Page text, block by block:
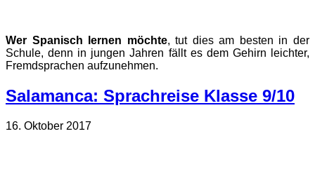
Wer Spanisch lernen möchte, tut dies am besten in der
Schule, denn in jungen Jahren fällt es dem Gehirn leichter,
Fremdsprachen aufzunehmen.
Salamanca: Sprachreise Klasse 9/10
16. Oktober 2017